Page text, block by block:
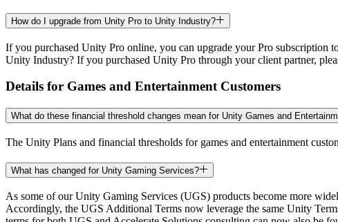
How do I upgrade from Unity Pro to Unity Industry?
If you purchased Unity Pro online, you can upgrade your Pro
Unity Industry? If you purchased Unity Pro through your client partner,
Details for Games and Entertainment Customers
What do these financial threshold changes mean for Unity Games and
The Unity Plans and financial thresholds for games and entertainment
What has changed for Unity Gaming Services?
As some of our Unity Gaming Services (UGS) products become more
Accordingly, the UGS Additional Terms now leverage the same Unity